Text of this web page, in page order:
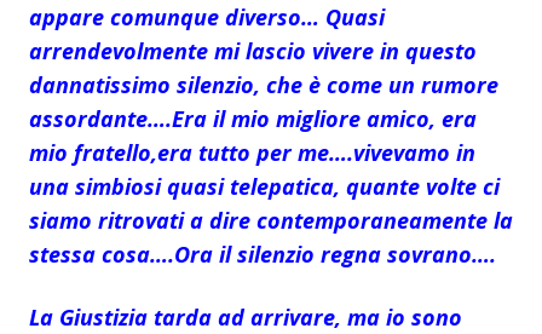
appare comunque diverso… Quasi
arrendevolmente mi lascio vivere in questo
dannatissimo silenzio, che è come un rumore
assordante….Era il mio migliore amico, era
mio fratello,era tutto per me….vivevamo in
una simbiosi quasi telepatica, quante volte ci
siamo ritrovati a dire contemporaneamente la
stessa cosa….Ora il silenzio regna sovrano….
La Giustizia tarda ad arrivare, ma io sono